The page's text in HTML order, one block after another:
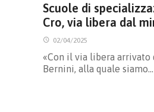
Scuole di
Cro, via libera dal
02/04/2025
«Con il via libera arrivato
Bernini, alla quale siamo…